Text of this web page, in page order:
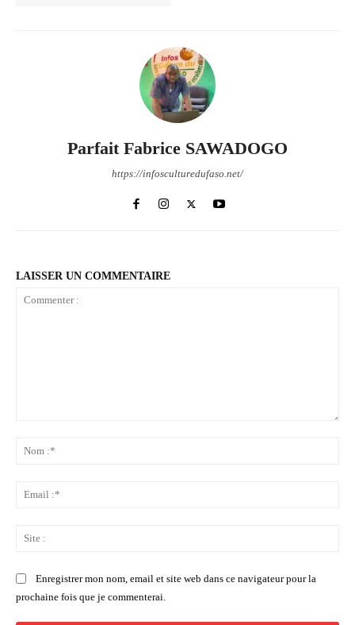
Parfait Fabrice SAWADOGO
https://infosculturedufaso.net/
LAISSER UN COMMENTAIRE
Enregistrer mon nom, email et site web dans ce navigateur pour la
prochaine fois que je commenterai.